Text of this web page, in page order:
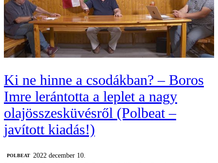
Ki ne hinne a csodákban? – Boros
Imre lerántotta a leplet a nagy
olajösszesküvésről (Polbeat –
javított kiadás!)
‎POLBEAT
2022 december 10.